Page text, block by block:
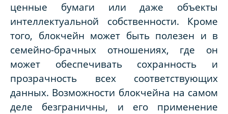
ценные бумаги или даже объекты
интеллектуальной собственности. Кроме
того, блокчейн может быть полезен и в
семейно-брачных отношениях, где он
может обеспечивать сохранность и
прозрачность всех соответствующих
данных. Возможности блокчейна на самом
деле безграничны, и его применение